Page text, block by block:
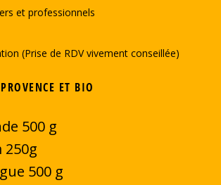
et professionnels
(Prise de RDV vivement conseillée)
ET BIO
500 g
250g
500 g